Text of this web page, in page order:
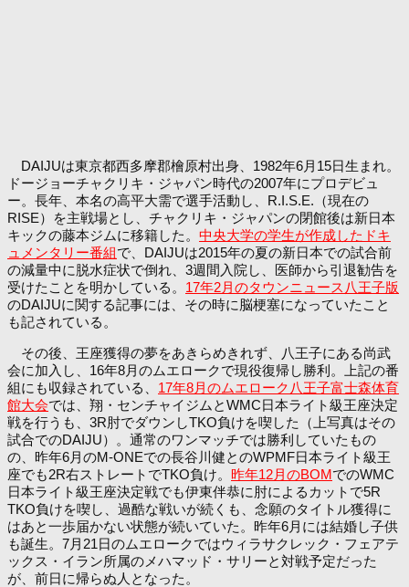
DAIJUは東京都西多摩郡檜原村出身、1982年6月15日生まれ。
ドージョーチャクリキ・ジャパン時代の2007年にプロデビュ
ー。長年、本名の高平大需で選手活動し、R.I.S.E.（現在の
RISE）を主戦場とし、チャクリキ・ジャパンの閉館後は新日本
キックの藤本ジムに移籍した。 中央大学の学生が作成したドキ
ュメンタリー番組で、DAIJUは2015年の夏の新日本での試合前
の減量中に脱水症状で倒れ、3週間入院し、医師から引退勧告を
受けたことを明かしている。 17年2月のタウンニュース八王子版
のDAIJUに関する記事には、その時に脳梗塞になっていたこと
も記されている。
その後、王座獲得の夢をあきらめきれず、八王子にある尚武
会に加入し、16年8月のムエロークで現役復帰し勝利。上記の番
組にも収録されている、 17年8月のムエローク八王子富士森体育
館大会では、翔・センチャイジムとWMC日本ライト級王座決定
戦を行うも、3R肘でダウンしTKO負けを喫した（上写真はその
試合でのDAIJU）。通常のワンマッチでは勝利していたもの
の、昨年6月のM-ONEでの長谷川健とのWPMF日本ライト級王
座でも2R右ストレートでTKO負け。 昨年12月のBOMでのWMC
日本ライト級王座決定戦でも伊東伴恭に肘によるカットで5R
TKO負けを喫し、過酷な戦いが続くも、念願のタイトル獲得に
はあと一歩届かない状態が続いていた。昨年6月には結婚し子供
も誕生。7月21日のムエロークではウィラサクレック・フェアテ
ックス・イラン所属のメハマッド・サリーと対戦予定だった
が、前日に帰らぬ人となった。